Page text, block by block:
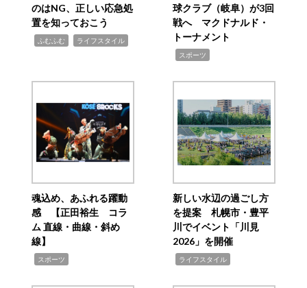
のはNG、正しい応急処
置を知っておこう
ふむふむ ライフスタイル
球クラブ（岐阜）が3回
戦へ マクドナルド・
トーナメント
スポーツ
魂込め、あふれる躍動
感 【正田裕生 コラ
ム 直線・曲線・斜め
線】
スポーツ
新しい水辺の過ごし方
を提案 札幌市・豊平
川でイベント「川見
2026」を開催
ライフスタイル